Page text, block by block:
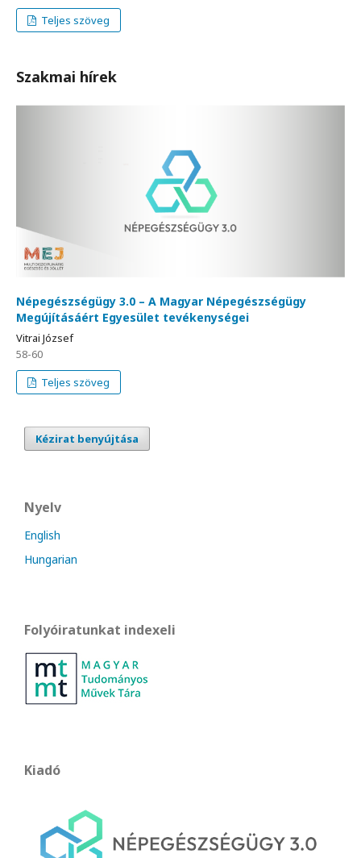
Teljes szöveg
Szakmai hírek
Népegészségügy 3.0 – A Magyar Népegészségügy
Megújításáért Egyesület tevékenységei
Vitrai József
58-60
Teljes szöveg
Kézirat benyújtása
Nyelv
English
Hungarian
Folyóiratunkat indexeli
Kiadó